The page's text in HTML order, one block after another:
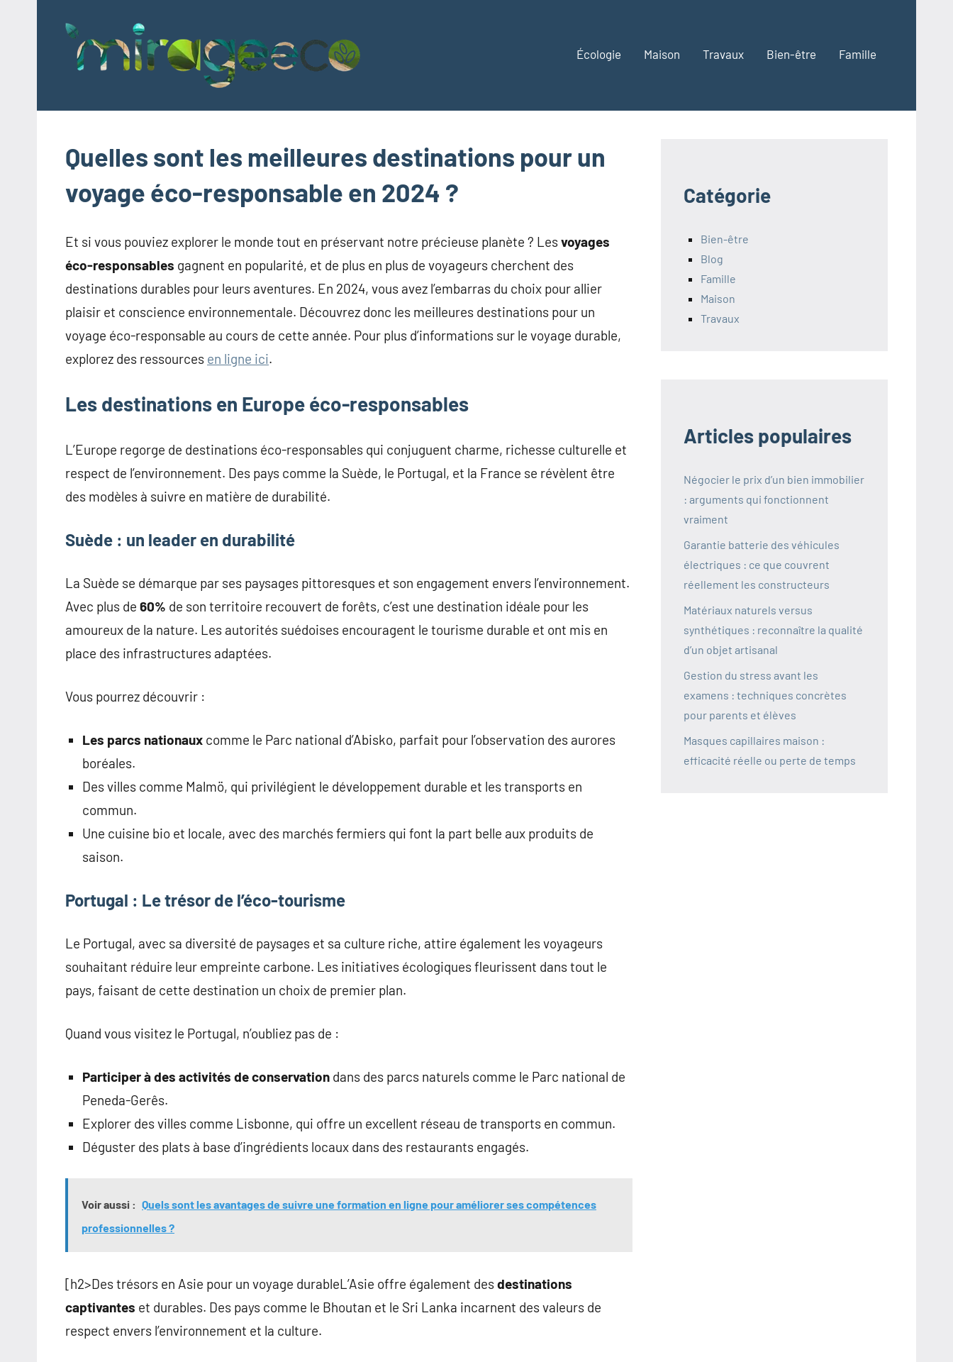
contenu
Écologie Maison Travaux Bien-être Famille
Quelles sont les meilleures destinations pour un
voyage éco-responsable en 2024 ?
Et si vous pouviez explorer le monde tout en préservant notre précieuse planète ? Lesvoyages
éco-responsables gagnent en popularité, et de plus en plus de voyageurs cherchent des
destinations durables pour leurs aventures. En 2024, vous avez l’embarras du choix pour allier
plaisir et conscience environnementale. Découvrez donc les meilleures destinations pour un
voyage éco-responsable au cours de cette année. Pour plus d’informations sur le voyage durable,
explorez des ressources en ligne ici.
Les destinations en Europe éco-responsables
L’Europe regorge de destinations éco-responsables qui conjuguent charme, richesse culturelle et
respect de l’environnement. Des pays comme la Suède, le Portugal, et la France se révèlent être
des modèles à suivre en matière de durabilité.
Suède : un leader en durabilité
La Suède se démarque par ses paysages pittoresques et son engagement envers l’environnement.
Avec plus de 60% de son territoire recouvert de forêts, c’est une destination idéale pour les
amoureux de la nature. Les autorités suédoises encouragent le tourisme durable et ont mis en
place des infrastructures adaptées.
Vous pourrez découvrir :
Les parcs nationaux comme le Parc national d’Abisko, parfait pour l’observation des aurores
boréales.
Des villes comme Malmö, qui privilégient le développement durable et les transports en
commun.
Une cuisine bio et locale, avec des marchés fermiers qui font la part belle aux produits de
saison.
Portugal : Le trésor de l’éco-tourisme
Le Portugal, avec sa diversité de paysages et sa culture riche, attire également les voyageurs
souhaitant réduire leur empreinte carbone. Les initiatives écologiques fleurissent dans tout le
pays, faisant de cette destination un choix de premier plan.
Quand vous visitez le Portugal, n’oubliez pas de :
Participer à des activités de conservation dans des parcs naturels comme le Parc national de
Peneda-Gerês.
Explorer des villes comme Lisbonne, qui offre un excellent réseau de transports en commun.
Déguster des plats à base d’ingrédients locaux dans des restaurants engagés.
Voir aussi : Quels sont les avantages de suivre une formation en ligne pour améliorer ses compétences
professionnelles ?
[h2>Des trésors en Asie pour un voyage durableL’Asie offre également desdestinations
captivantes et durables. Des pays comme le Bhoutan et le Sri Lanka incarnent des valeurs de
respect envers l’environnement et la culture.
Catégorie
Bien-être
Blog
Famille
Maison
Travaux
Articles populaires
Négocier le prix d’un bien immobilier
: arguments qui fonctionnent
vraiment
Garantie batterie des véhicules
électriques : ce que couvrent
réellement les constructeurs
Matériaux naturels versus
synthétiques : reconnaître la qualité
d’un objet artisanal
Gestion du stress avant les
examens : techniques concrètes
pour parents et élèves
Masques capillaires maison :
efficacité réelle ou perte de temps